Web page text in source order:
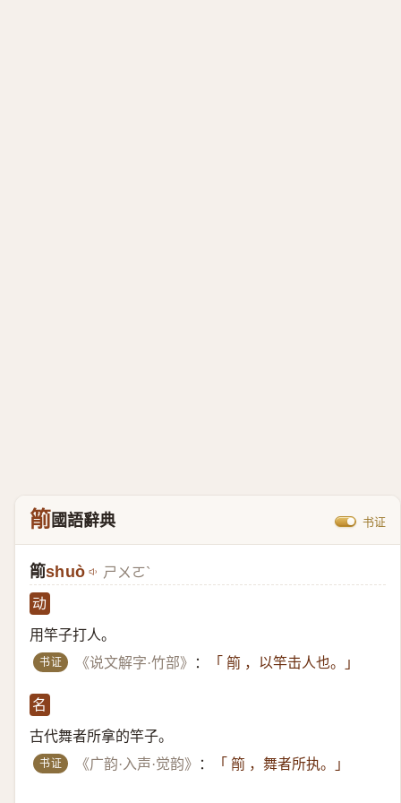
箾國語辭典 书证
箾shuò ㄕㄨㄛˋ
动
用竿子打人。
书证 《说文解字·竹部》 ： 「 箾 ，以竿击人也。」
名
古代舞者所拿的竿子。
书证 《广韵·入声·觉韵》 ： 「 箾 ，舞者所执。」